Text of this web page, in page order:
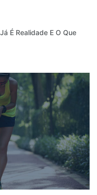
É Realidade E O Que